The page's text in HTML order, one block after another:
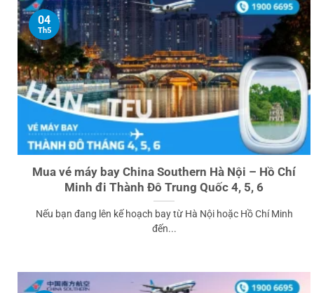
Mua vé máy bay China Southern Hà Nội – Hồ Chí
Minh đi Thành Đô Trung Quốc 4, 5, 6
Nếu bạn đang lên kế hoạch bay từ Hà Nội hoặc Hồ Chí Minh
đến...
04
Th5